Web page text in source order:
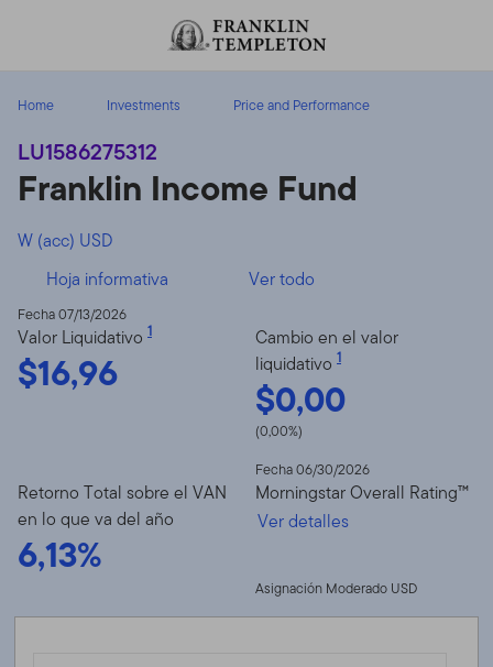
Home Investments Price and Performance
LU1586275312
Franklin Income Fund
W (acc) USD
Hoja informativa
Ver todo
Fecha 07/13/2026
Valor Liquidativo 1
$16,96
Cambio en el valor
liquidativo 1
$0,00
(0,00%)
Retorno Total sobre el VAN
en lo que va del año
6,13%
Fecha 06/30/2026
Morningstar Overall Rating™
Ver detalles
Asignación Moderado USD